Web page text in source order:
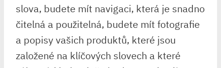
slova, budete mít navigaci, která je snadno
čitelná a použitelná, budete mít fotografie
a popisy vašich produktů, které jsou
založené na klíčových slovech a které